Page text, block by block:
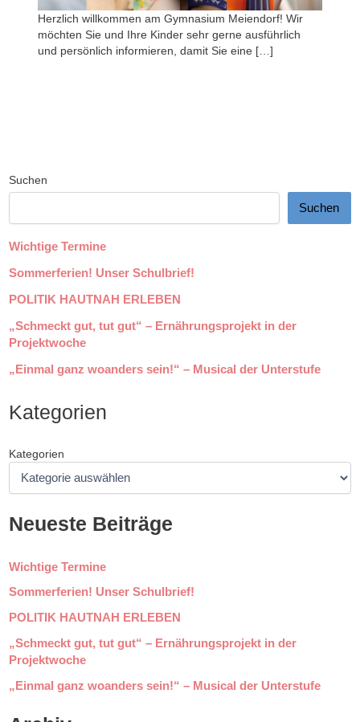
Herzlich willkommen am Gymnasium Meiendorf! Wir
möchten Sie und Ihre Kinder sehr gerne ausführlich
und persönlich informieren, damit Sie eine […]
Suchen
Suchen
Wichtige Termine
Sommerferien! Unser Schulbrief!
POLITIK HAUTNAH ERLEBEN
„Schmeckt gut, tut gut“ – Ernährungsprojekt in der
Projektwoche
„Einmal ganz woanders sein!“ – Musical der Unterstufe
Kategorien
Kategorien
Neueste Beiträge
Wichtige Termine
Sommerferien! Unser Schulbrief!
POLITIK HAUTNAH ERLEBEN
„Schmeckt gut, tut gut“ – Ernährungsprojekt in der
Projektwoche
„Einmal ganz woanders sein!“ – Musical der Unterstufe